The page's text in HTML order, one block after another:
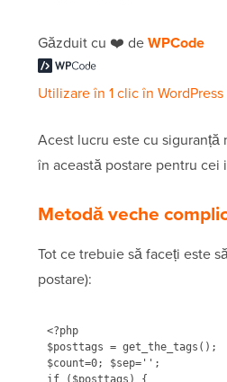
Găzduit cu ❤️ deWPCode
Utilizare în 1 clic în WordPress
Acest lucru este cu
în această postare pentru cei
Metodă veche
Tot ce trebuie să faceți este
postare):
<?php
$posttags = get_the_tags();
$count=0; $sep='';
if ($posttags) {